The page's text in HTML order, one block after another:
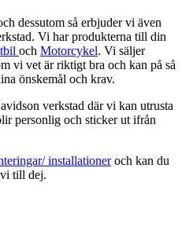
dessutom så erbjuder vi även
Vi har produkterna till din
och Motorcykel. Vi säljer
vi vet är riktigt bra och kan på så
önskemål och krav.
verkstad där vi kan utrusta
personlig och sticker ut ifrån
installationeroch kan du
till dej.